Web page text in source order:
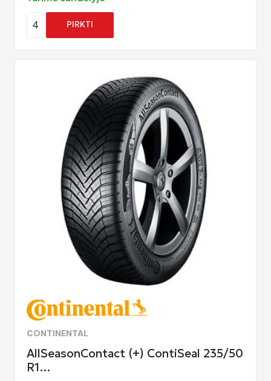
4 PIRKTI
CONTINENTAL
AllSeasonContact (+) ContiSeal 235/50
R1…